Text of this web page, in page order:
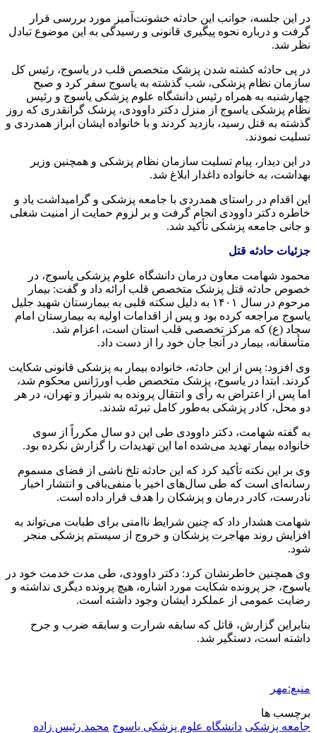
در این جلسه، جوانب این حادثه خشونت‌آمیز مورد بررسی قرار
گرفت و درباره نحوه پیگیری قانونی و رسیدگی به این موضوع تبادل
نظر شد.
در پی حادثه کشته شدن پزشک متخصص قلب در یاسوج، رئیس کل
سازمان نظام پزشکی، شب گذشته به یاسوج سفر کرد و صبح
چهارشنبه به همراه رئیس دانشگاه علوم پزشکی یاسوج و رئیس
نظام پزشکی یاسوج از منزل دکتر داوودی، پزشک گرانقدری که روز
گذشته به قتل رسید، بازدید کردند و با خانواده ایشان ابراز همدردی و
تسلیت نمودند.
در این دیدار، پیام تسلیت سازمان نظام پزشکی و همچنین وزیر
بهداشت، به خانواده داغدار ابلاغ شد.
این اقدام در راستای همدردی با جامعه پزشکی و گرامیداشت یاد و
خاطره دکتر داوودی انجام گرفت و بر لزوم حمایت از امنیت شغلی
و جانی جامعه پزشکی تأکید شد.
جزئیات حادثه قتل
محمود شهامت معاون درمان دانشگاه علوم پزشکی یاسوج، در
خصوص حادثه قتل پزشک متخصص قلب ارائه داد و گفت: بیمار
مرحوم در سال ۱۴۰۱ به دلیل سکته قلبی به بیمارستان شهید جلیل
یاسوج مراجعه کرده بود و پس از اقدامات اولیه به بیمارستان امام
سجاد (ع) که مرکز تخصصی قلب استان است، اعزام شد.
متأسفانه، بیمار در آنجا جان خود را از دست داد.
وی افزود: پس از این حادثه، خانواده بیمار به پزشکی قانونی شکایت
کردند. ابتدا در یاسوج، پزشک متخصص طب اورژانس محکوم شد،
اما پس از اعتراض به رأی و انتقال پرونده به شیراز و تهران، در هر
دو محل، کادر پزشکی به‌طور کامل تبرئه شدند.
به گفته شهامت، دکتر داوودی طی این دو سال مکرراً از سوی
خانواده بیمار تهدید می‌شده اما این تهدیدات را گزارش نکرده بود.
وی بر این نکته تأکید کرد که این حادثه تلخ ناشی از فضای مسموم
رسانه‌ای است که طی سال‌های اخیر با منفی‌بافی و انتشار اخبار
نادرست، کادر درمان و پزشکان را هدف قرار داده است.
شهامت هشدار داد که چنین شرایط ناامنی برای طبابت می‌تواند به
افزایش روند مهاجرت پزشکان و خروج از سیستم پزشکی منجر
شود.
وی همچنین خاطرنشان کرد: دکتر داوودی، طی مدت خدمت خود در
یاسوج، جز پرونده شکایت مورد اشاره، هیچ پرونده دیگری نداشته و
رضایت عمومی از عملکرد ایشان وجود داشته است.
بنابراین گزارش، قاتل که سابقه شرارت و سابقه ضرب و جرح
داشته است، دستگیر شد.
منبع:مهر
برچسب ها
جامعه پزشکی دانشگاه علوم پزشکی یاسوج محمد رئیس زاده